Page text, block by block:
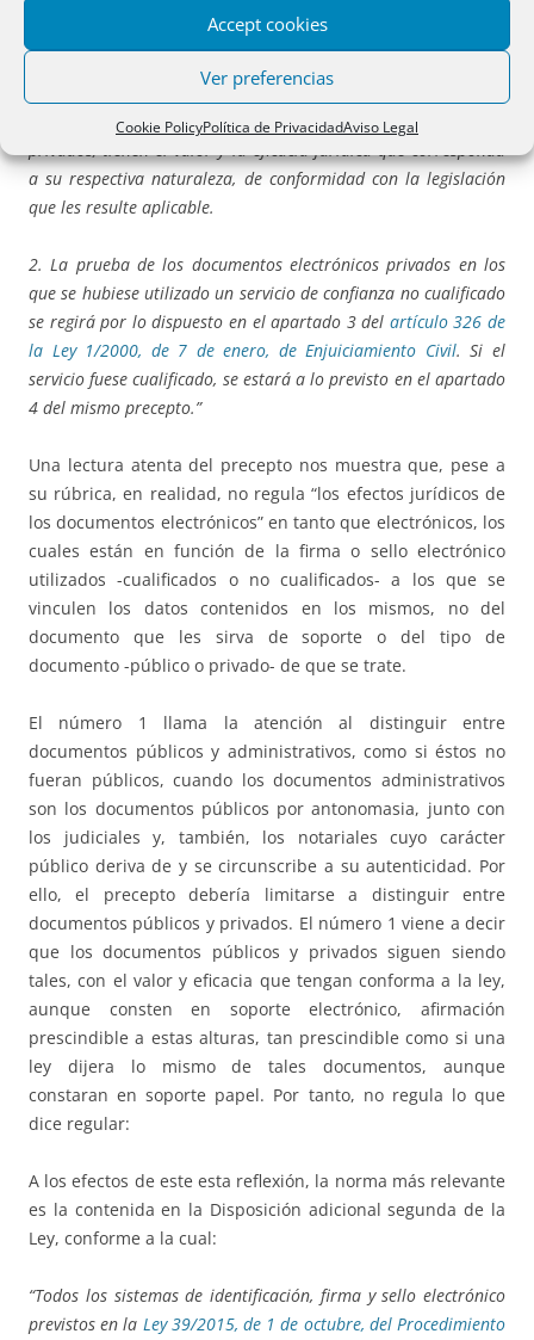
Accept cookies
Ver preferencias
Cookie PolicyPolítica de PrivacidadAviso Legal
electrónicos se refiere el art. 3 de la Ley 6/2020, conforme
Los documentos electrónicos públicos, administrativos y
privados, tienen el valor y la eficacia jurídica que corresponda
a su respectiva naturaleza, de conformidad con la legislación
que les resulte aplicable.
2. La prueba de los documentos electrónicos privados en los
que se hubiese utilizado un servicio de confianza no cualificado
se regirá por lo dispuesto en el apartado 3 del artículo 326 de
la Ley 1/2000, de 7 de enero, de Enjuiciamiento Civil. Si el
servicio fuese cualificado, se estará a lo previsto en el apartado
4 del mismo precepto.”
Una lectura atenta del precepto nos muestra que, pese a
su rúbrica, en realidad, no regula “los efectos jurídicos de
los documentos electrónicos” en tanto que electrónicos, los
cuales están en función de la firma o sello electrónico
utilizados -cualificados o no cualificados- a los que se
vinculen los datos contenidos en los mismos, no del
documento que les sirva de soporte o del tipo de
documento -público o privado- de que se trate.
El número 1 llama la atención al distinguir entre
documentos públicos y administrativos, como si éstos no
fueran públicos, cuando los documentos administrativos
son los documentos públicos por antonomasia, junto con
los judiciales y, también, los notariales cuyo carácter
público deriva de y se circunscribe a su autenticidad. Por
ello, el precepto debería limitarse a distinguir entre
documentos públicos y privados. El número 1 viene a decir
que los documentos públicos y privados siguen siendo
tales, con el valor y eficacia que tengan conforma a la ley,
aunque consten en soporte electrónico, afirmación
prescindible a estas alturas, tan prescindible como si una
ley dijera lo mismo de tales documentos, aunque
constaran en soporte papel. Por tanto, no regula lo que
dice regular:
A los efectos de este esta reflexión, la norma más relevante
es la contenida en la Disposición adicional segunda de la
Ley, conforme a la cual:
“Todos los sistemas de identificación, firma y sello electrónico
previstos en la Ley 39/2015, de 1 de octubre, del Procedimiento